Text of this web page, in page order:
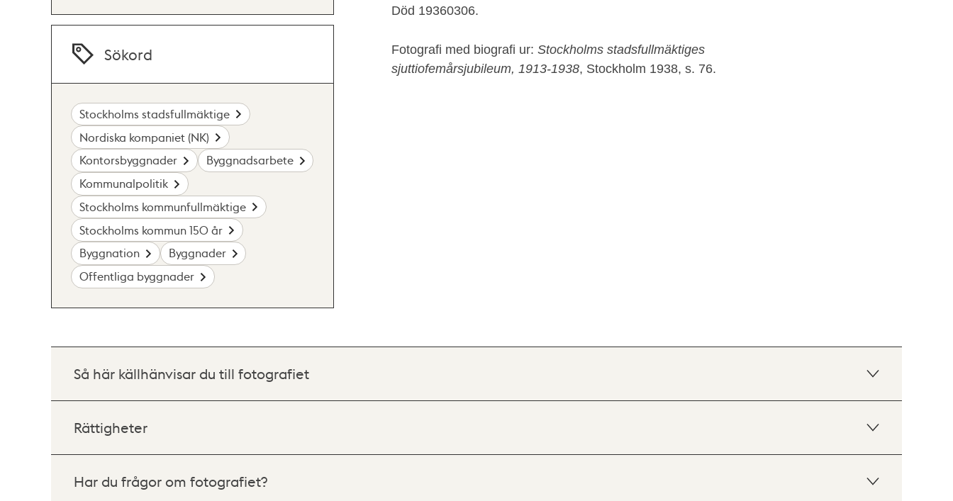
Död 19360306.
Fotografi med biografi ur: Stockholms stadsfullmäktiges
sjuttiofemårsjubileum, 1913-1938, Stockholm 1938, s. 76.
Sökord
Stockholms stadsfullmäktige
Nordiska kompaniet (NK)
Kontorsbyggnader
Byggnadsarbete
Kommunalpolitik
Stockholms kommunfullmäktige
Stockholms kommun 150 år
Byggnation
Byggnader
Offentliga byggnader
Så här källhänvisar du till fotografiet
Rättigheter
Har du frågor om fotografiet?